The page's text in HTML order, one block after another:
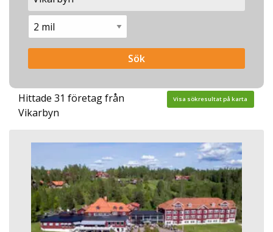
Hittade 31 företag från
Vikarbyn
Visa sökresultat på karta